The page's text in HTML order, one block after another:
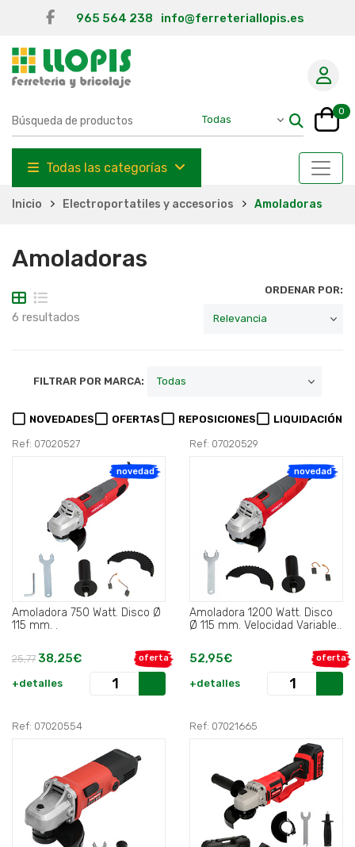
965 564 238 info@ferreteriallopis.es
0
Todas las categorías
Inicio Electroportatiles y accesorios Amoladoras
Amoladoras
6 resultados
ORDENAR POR:
FILTRAR POR MARCA:
NOVEDADES OFERTAS REPOSICIONES LIQUIDACIÓN
Ref: 07020527
novedad
Amoladora 750 Watt. Disco Ø
115 mm. .
oferta
25,77 38,25€
+detalles
Ref: 07020529
novedad
Amoladora 1200 Watt. Disco
Ø 115 mm. Velocidad Variable..
oferta
52,95€
+detalles
Ref: 07020554 Ref: 07021665